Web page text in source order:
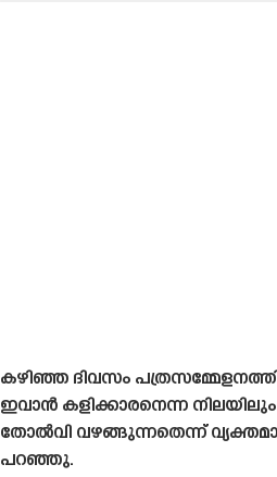
കഴിഞ്ഞ ദിവസം
ഇവാൻ കളിക്കാരനെന്ന
തോൽവി വഴങ്ങുന്നതെന്ന്
പറഞ്ഞു.